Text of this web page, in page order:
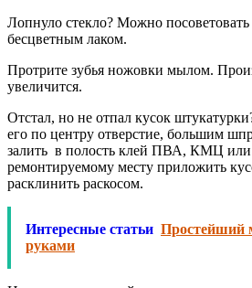
Лопнуло стекло? Можно
бесцветным лаком.
Протрите зубья ножовки мылом.
увеличится.
Отстал, но не отпал кусок
его по центру отверстие, большим
залить в полость клей ПВА, КМЦ
ремонтируемому месту приложить
расклинить раскосом.
Интересные статьи Простейший
руками